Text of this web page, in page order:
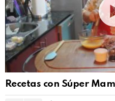
Recetas con Súper